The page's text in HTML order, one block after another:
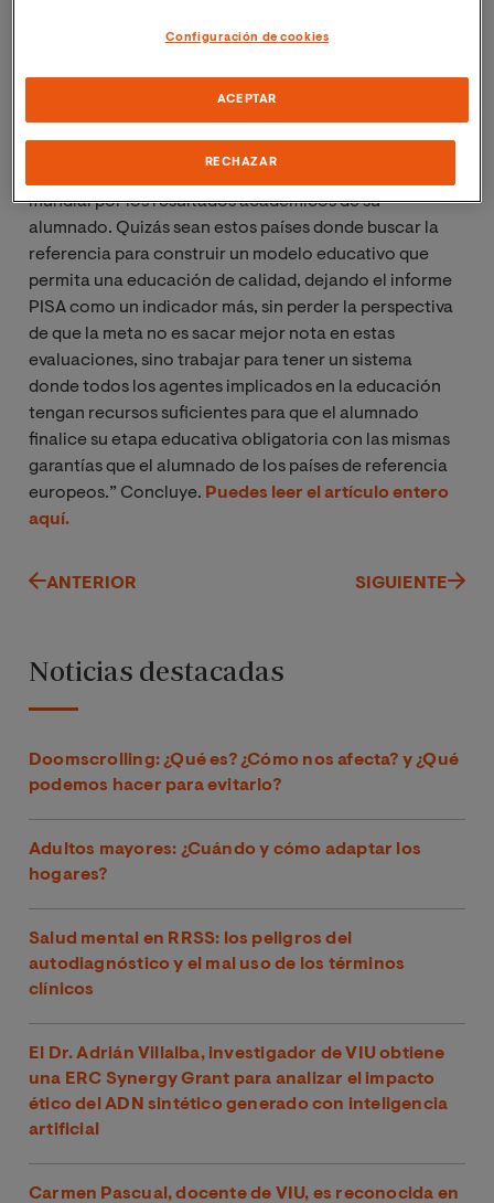
parcial.” Por lo que propone que sería conveniente que
Educación como referentes para crear un modelo
educativo que ofrezca una formación de alta calidad
mundial por los resultados académicos de su
alumnado. Quizás sean estos países donde buscar la
referencia para construir un modelo educativo que
permita una educación de calidad, dejando el informe
PISA como un indicador más, sin perder la perspectiva
de que la meta no es sacar mejor nota en estas
evaluaciones, sino trabajar para tener un sistema
donde todos los agentes implicados en la educación
tengan recursos suficientes para que el alumnado
finalice su etapa educativa obligatoria con las mismas
garantías que el alumnado de los países de referencia
europeos.” Concluye. Puedes leer el artículo entero
aquí.
ANTERIOR SIGUIENTE
Noticias destacadas
Doomscrolling: ¿Qué es? ¿Cómo nos afecta? y ¿Qué
podemos hacer para evitarlo?
Adultos mayores: ¿Cuándo y cómo adaptar los
hogares?
Salud mental en RRSS: los peligros del
autodiagnóstico y el mal uso de los términos
clínicos
El Dr. Adrián Villalba, investigador de VIU obtiene
una ERC Synergy Grant para analizar el impacto
ético del ADN sintético generado con inteligencia
artificial
Carmen Pascual, docente de VIU, es reconocida en
Configuración de cookies
RECHAZAR
ACEPTAR